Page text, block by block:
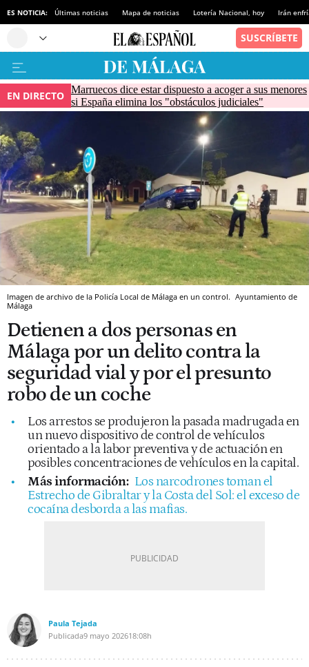
ES NOTICIA: Últimas noticias Mapa de noticias Lotería Nacional, hoy Irán
EN DIRECTO Marruecos dice estar dispuesto a acoger a sus menores
si España elimina los "obstáculos judiciales"
Imagen de archivo de la Policía Local de Málaga en un control. Ayuntamiento de
Málaga
Detienen a dos personas en
Málaga por un delito contra la
seguridad vial y por el presunto
robo de un coche
Los arrestos se produjeron la pasada madrugada en
un nuevo dispositivo de control de vehículos
orientado a la labor preventiva y de actuación en
posibles concentraciones de vehículos en la capital.
Más información: Los narcodrones toman el
Estrecho de Gibraltar y la Costa del Sol: el exceso de
cocaína desborda a las mafias.
Paula Tejada
Publicada9 mayo 202618:08h